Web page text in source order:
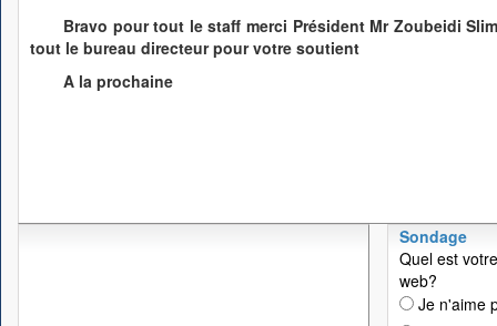
Bravo pour tout le staff merci Président Mr Zoubeidi
tout le bureau directeur pour votre soutient
A la prochaine
Sondage
Quel est
web?
Je n'aime